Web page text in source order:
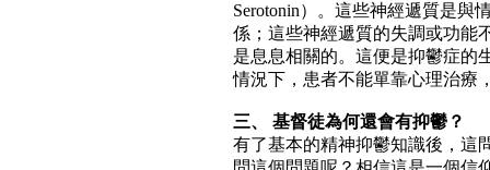
Serotonin）。這些神經遞質是與
係；這些神經遞質的失調或功能
是息息相關的。這便是抑鬱症的
情況下，患者不能單靠心理治療
三、 基督徒為何還會有抑鬱？
有了基本的精神抑鬱知識後，這